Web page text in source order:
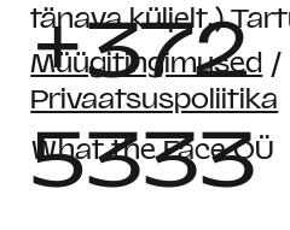
tänava küljelt,)
What the Face OÜ
Müügitingimused /
Privaatsuspoliitika
+372
5333